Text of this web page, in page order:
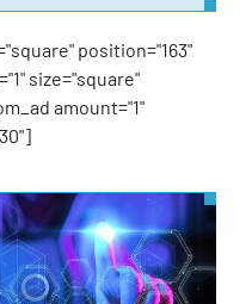
position="163"
size="square"
amount="1"